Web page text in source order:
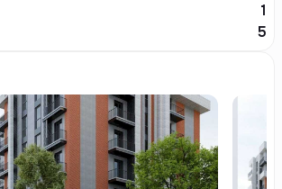
1
5